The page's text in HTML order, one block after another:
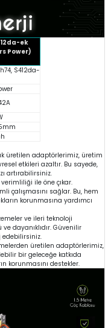
ek
Power)
S412da-
üretilen adaptörlerimiz, üretim
etkileri azaltır. Bu sayede,
artırabilirsiniz.
ile öne çıkar.
çalışmasını sağlar. Bu, hem
korunmasına yardımcı
ve ileri teknoloji
dayanıklıdır. Güvenilir
edebilirsiniz.
üretilen adaptörlerimiz,
bir geleceğe katkıda
korunmasını destekler.